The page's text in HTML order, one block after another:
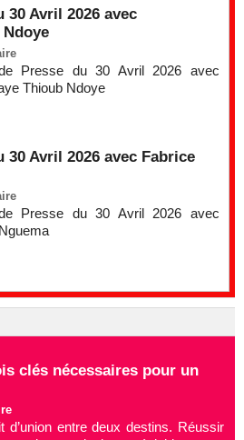
30 Avril 2026 avec
Presse du 30 Avril 2026 avec
Thioub Ndoye
30 Avril 2026 avec Fabrice
Presse du 30 Avril 2026 avec
clés nécessaires pour un
d’union entre deux destins. Réussir